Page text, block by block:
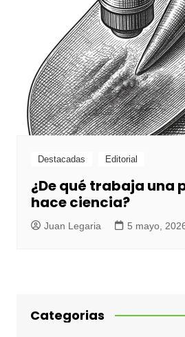
Destacadas Editorial
¿De qué trabaja una
hace ciencia?
Juan Legaria 5 mayo,
Categorias